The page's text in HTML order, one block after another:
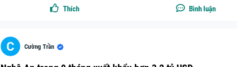
Thích Bình luận
Cường Trần